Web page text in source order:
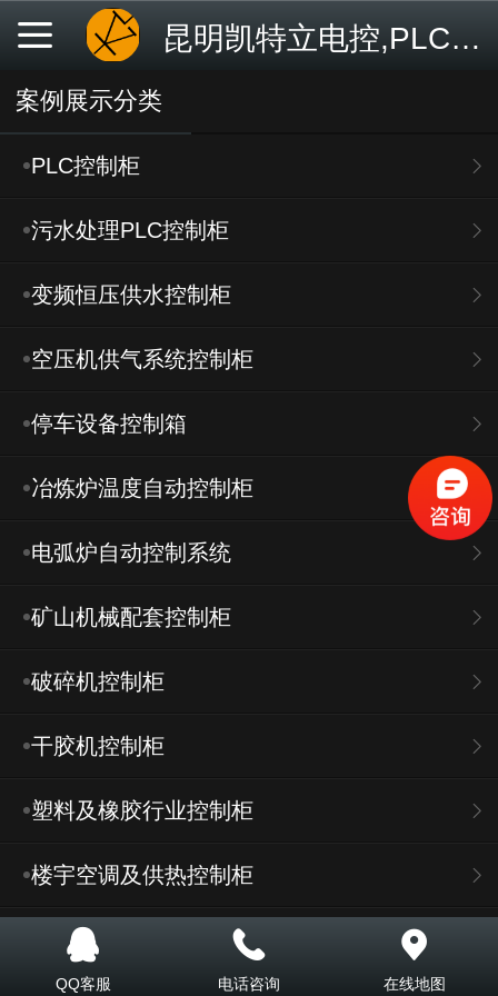
昆明凯特立电控,PLC控制柜,高钛渣电弧炉,控制柜,智能控制
案例展示分类
PLC控制柜
污水处理PLC控制柜
变频恒压供水控制柜
空压机供气系统控制柜
停车设备控制箱
冶炼炉温度自动控制柜
电弧炉自动控制系统
矿山机械配套控制柜
破碎机控制柜
干胶机控制柜
塑料及橡胶行业控制柜
楼宇空调及供热控制柜
给排水泵自动控制箱
QQ客服 电话咨询 在线地图